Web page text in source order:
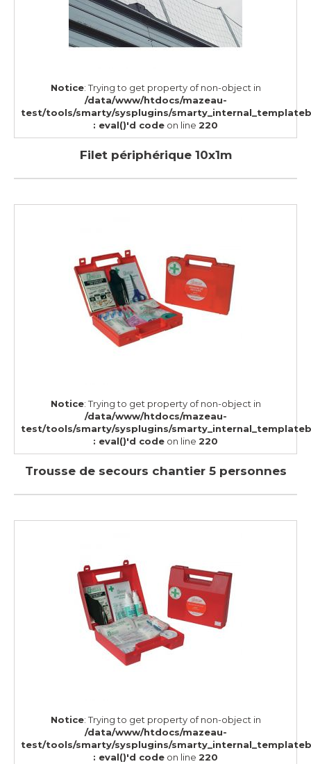
Notice: Trying to get property of non-object in
/data/www/htdocs/mazeau-
test/tools/smarty/sysplugins/
: eval()'d code on line 220
Filet périphérique 10x1m
Notice: Trying to get property of non-object in
/data/www/htdocs/mazeau-
test/tools/smarty/sysplugins/
: eval()'d code on line 220
Trousse de secours chantier 5 personnes
Notice: Trying to get property of non-object in
/data/www/htdocs/mazeau-
test/tools/smarty/sysplugins/
: eval()'d code on line 220